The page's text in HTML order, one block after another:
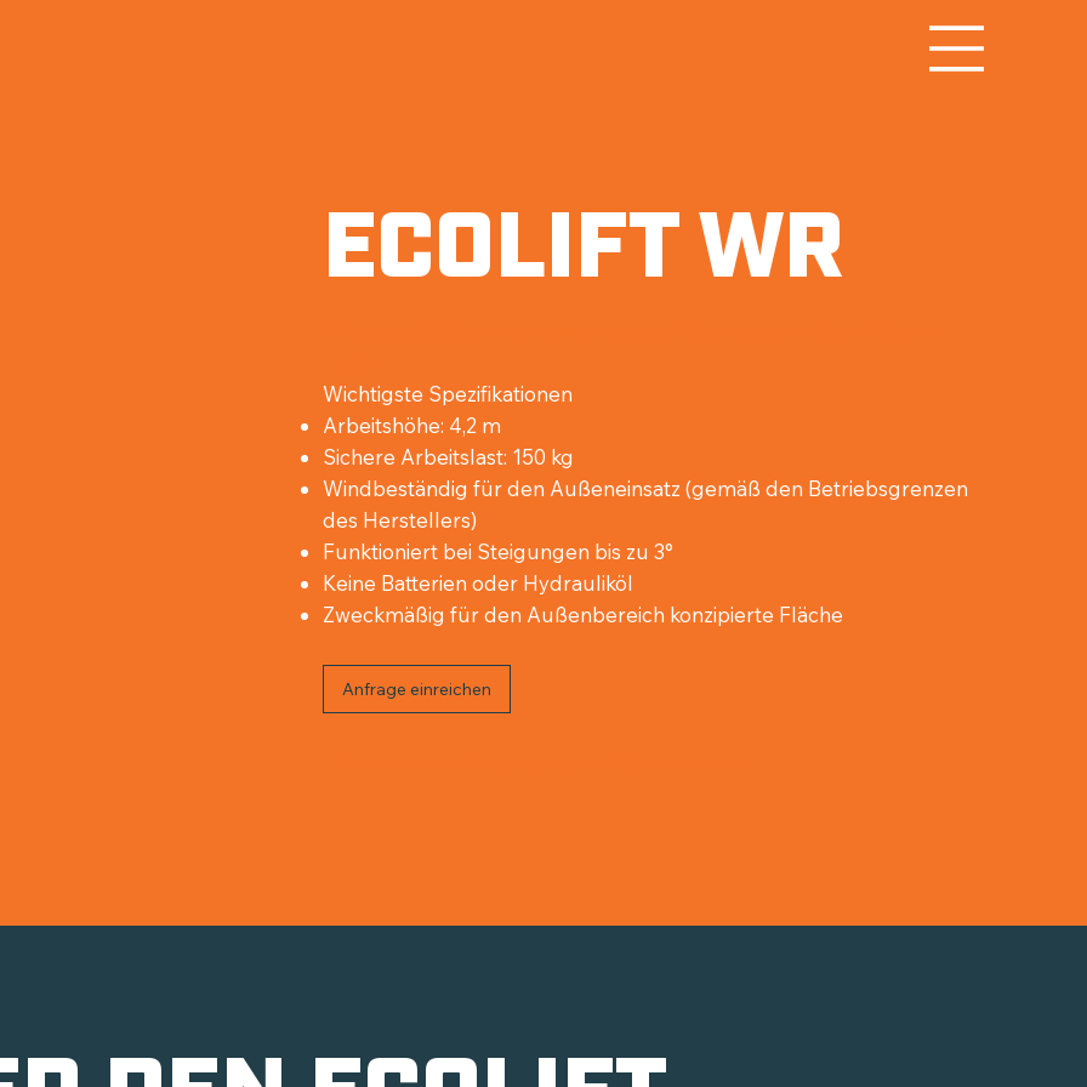
ECOLIFT WR
Wichtigste Spezifikationen
Arbeitshöhe: 4,2 m
Sichere Arbeitslast: 150 kg
Windbeständig für den Außeneinsatz (gemäß den Betriebsgrenzen
des Herstellers)
Funktioniert bei Steigungen bis zu 3°
Keine Batterien oder Hydrauliköl
Zweckmäßig für den Außenbereich konzipierte Fläche
Anfrage einreichen